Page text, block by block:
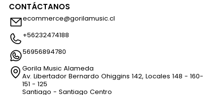
CONTÁCTANOS
ecommerce@gorilamusic.cl
+56232474188
56956894780
Gorila Music Alameda
Av. Libertador Bernardo Ohiggins 142, Locales 148 - 160-
151 - 125
Santiago - Santiago Centro